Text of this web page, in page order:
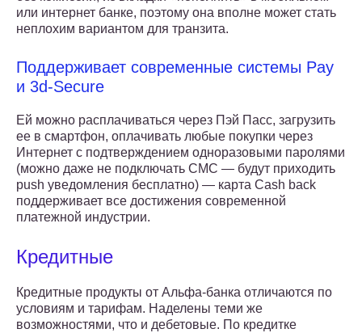
или интернет банке, поэтому она вполне может стать
неплохим вариантом для транзита.
Поддерживает современные системы Pay
и 3d-Secure
Ей можно расплачиваться через Пэй Пасс, загрузить
ее в смартфон, оплачивать любые покупки через
Интернет с подтверждением одноразовыми паролями
(можно даже не подключать СМС — будут приходить
push уведомления бесплатно) — карта Cash back
поддерживает все достижения современной
платежной индустрии.
Кредитные
Кредитные продукты от Альфа-банка отличаются по
условиям и тарифам. Наделены теми же
возможностями, что и дебетовые. По кредитке